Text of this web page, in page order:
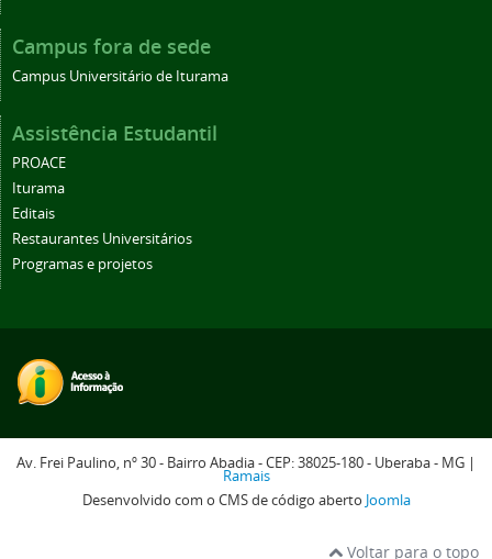
Campus fora de sede
Campus Universitário de Iturama
Assistência Estudantil
PROACE
Iturama
Editais
Restaurantes Universitários
Programas e projetos
Av. Frei Paulino, nº 30 - Bairro Abadia - CEP: 38025-180 - Uberaba - MG |
Ramais
Desenvolvido com o CMS de código aberto Joomla
Voltar para o topo